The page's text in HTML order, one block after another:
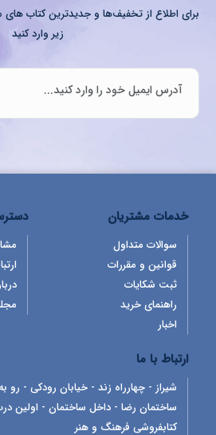
برای اطلاع از تخفیف‌ها و جدیدترین کتاب
زیر وارد کنید
خدمات مشتریان
سوالات متداول
قوانین و مقررات
ثبت شکایات
راهنمای خرید
اخبار
ارتباط با ما
شیراز - چهارراه زند - خیابان رودکی -
ساختمان رضا - داخل ساختمان -
کتابفروشی فرهنگ و هنر